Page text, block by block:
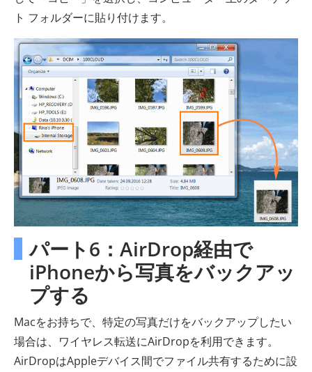
ト フォルダーに貼り付けます。
パート6：AirDrop経由で
iPhoneから写真をバックアッ
プする
Macをお持ちで、特定の写真だけをバックアップしたい
場合は、ワイヤレス転送にAirDropを利用できます。
AirDropはAppleデバイス間でファイル共有するために設